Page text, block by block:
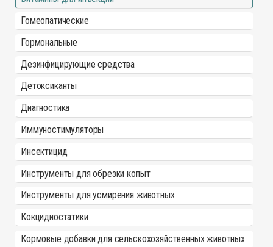
Гомеопатические
Гормональные
Дезинфицирующие средства
Детоксиканты
Диагностика
Иммуностимуляторы
Инсектицид
Инструменты для обрезки копыт
Инструменты для усмирения животных
Кокцидиостатики
Кормовые добавки для сельскохозяйственных животных